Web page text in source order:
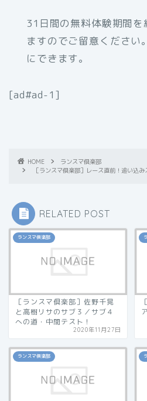
31日間の無料体験期間を
ますのでご留意ください
にできます。
[ad#ad-1]
HOME
ランスマ倶楽部
［ランスマ倶楽部］レース直前！追い込み
RELATED POST
ランスマ倶楽部
［ランスマ倶楽部］佐野千晃
と高樹リサのサブ３／サブ４
への道・中間テスト！
2020年11月27日
ランスマ倶楽部